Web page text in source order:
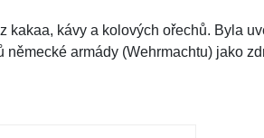
kávy a kolových ořechů. Byla
armády (Wehrmachtu) jako